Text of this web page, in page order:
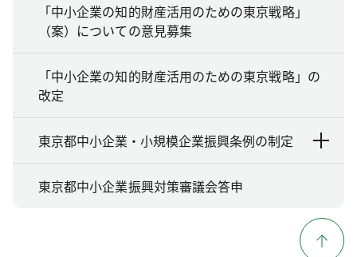
「中小企業の知的財産活用のための東京戦略」
（案）についての意見募集
「中小企業の知的財産活用のための東京戦略」の
改定
東京都中小企業・小規模企業振興条例の制定
東京都中小企業振興対策審議会答申